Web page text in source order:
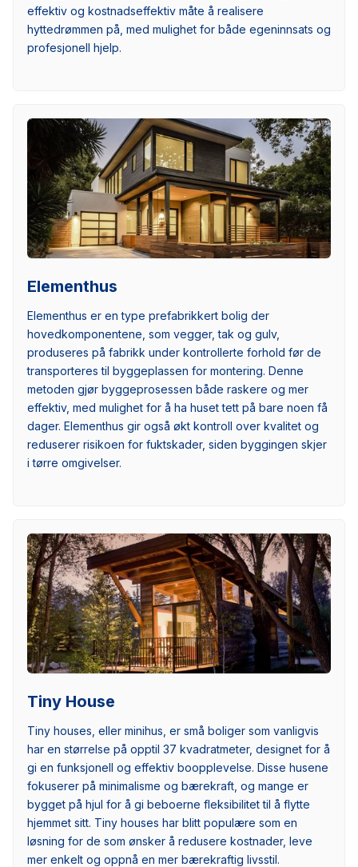
effektiv og kostnadseffektiv måte å realisere
hyttedrømmen på, med mulighet for både egeninnsats og
profesjonell hjelp.
Elementhus
Elementhus er en type prefabrikkert bolig der
hovedkomponentene, som vegger, tak og gulv,
produseres på fabrikk under kontrollerte forhold før de
transporteres til byggeplassen for montering. Denne
metoden gjør byggeprosessen både raskere og mer
effektiv, med mulighet for å ha huset tett på bare noen få
dager. Elementhus gir også økt kontroll over kvalitet og
reduserer risikoen for fuktskader, siden byggingen skjer
i tørre omgivelser.
Tiny House
Tiny houses, eller minihus, er små boliger som vanligvis
har en størrelse på opptil 37 kvadratmeter, designet for å
gi en funksjonell og effektiv boopplevelse. Disse husene
fokuserer på minimalisme og bærekraft, og mange er
bygget på hjul for å gi beboerne fleksibilitet til å flytte
hjemmet sitt. Tiny houses har blitt populære som en
løsning for de som ønsker å redusere kostnader, leve
mer enkelt og oppnå en mer bærekraftig livsstil.